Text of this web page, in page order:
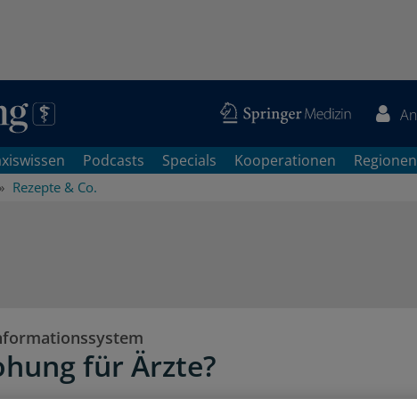
Podcasts Specials Kooperationen Regionen
Rezepte & Co.
für Ärzte?